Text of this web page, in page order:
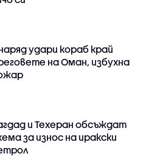
удари кораб край
на Оман, избухна
и Техеран обсъждат
за износ на иракски